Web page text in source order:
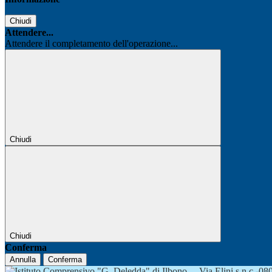
Chiudi
Attendere...
Attendere il completamento dell'operazione...
Chiudi
Chiudi
Conferma
Annulla Conferma